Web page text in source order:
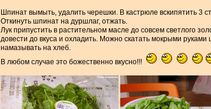
Шпинат вымыть, удалить черешки. В кастрюле вскипятить 3
Откинуть шпинат на дуршлаг, отжать.
Лук припустить в растительном масле до совсем светлого
довести до вкуса и охладить. Можно скатать мокрыми
намазывать на хлеб.
В любом случае это божественно вкусно!!!